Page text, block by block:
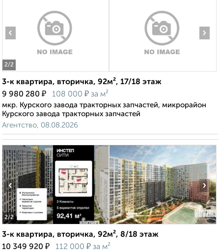
2/2
‹ ›
3-к квартира, вторичка, 92м², 17/18 этаж
9 980 280 ₽ 108 000 ₽ за м²
мкр. Курского завода тракторных запчастей, микрорайон
Курского завода тракторных запчастей
Агентство, 08.08.2026
2/2
‹ ›
3-к квартира, вторичка, 92м², 8/18 этаж
10 349 920 ₽ 112 000 ₽ за м²